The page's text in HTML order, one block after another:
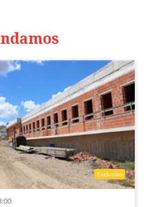
Exclusivo